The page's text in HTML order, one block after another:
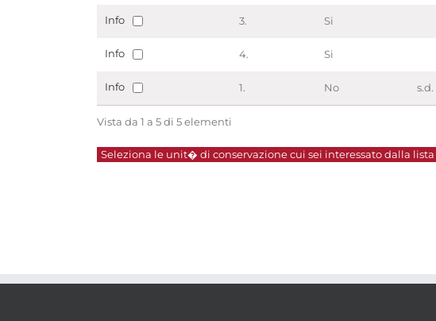
Info 3. Si
Info 4. Si
Info 1. No s.d.
Vista da 1 a 5 di 5 elementi
Seleziona le unit� di conservazione cui sei interessato dalla